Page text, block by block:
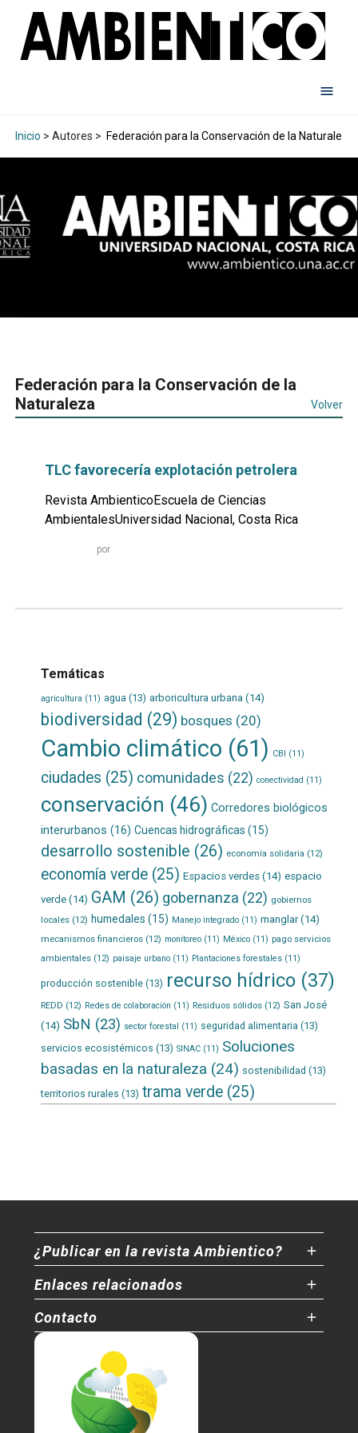
Inicio > Autores > Federación para la Conservación de la Naturaleza
Federación para la Conservación de la
Naturaleza
Volver
TLC favorecería explotación petrolera
Revista AmbienticoEscuela de Ciencias
AmbientalesUniversidad Nacional, Costa Rica
por
Temáticas
agricultura (11) agua (13) arboricultura urbana (14)
biodiversidad (29) bosques (20)
Cambio climático (61) CBI (11)
ciudades (25) comunidades (22) conectividad (11)
conservación (46) Corredores biológicos
interurbanos (16) Cuencas hidrográficas (15)
desarrollo sostenible (26) economía solidaria (12)
economía verde(25) Espacios verdes(14) espacio
verde(14) GAM (26) gobernanza (22) gobiernos
locales(12) humedales (15) Manejo integrado(11) manglar(14)
mecanismos financieros(12) monitoreo(11) México(11) pago servicios
ambientales(12) paisaje urbano(11) Plantaciones forestales(11)
producción sostenible(13) recurso hídrico(37)
REDD (12) Redes de colaboración (11) Residuos sólidos(12) San José
(14) SbN (23) sector forestal (11) seguridad alimentaria (13)
servicios ecosistémicos (13) SINAC(11) Soluciones
basadas en la naturaleza (24) sostenibilidad (13)
territorios rurales (13) trama verde(25)
¿Publicar en la revista Ambientico?
Enlaces relacionados
Contacto